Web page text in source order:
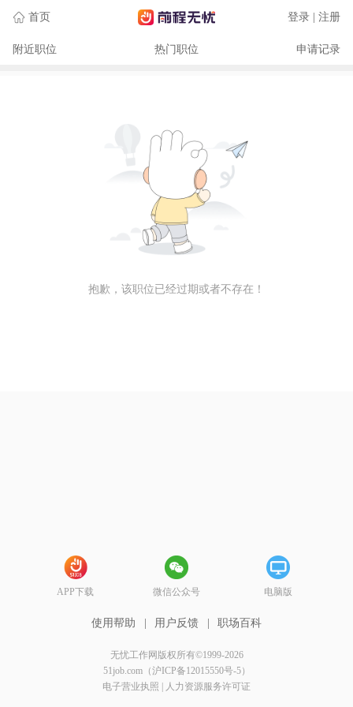
首页 登录 | 注册
附近职位 热门职位 申请记录
抱歉，该职位已经过期或者不存在！
APP下载 微信公众号 电脑版
使用帮助 用户反馈 职场百科
无忧工作网版权所有©1999-2026
51job.com（沪ICP备12015550号-5）
电子营业执照
人力资源服务许可证